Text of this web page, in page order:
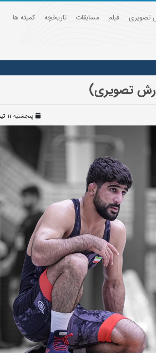
تصویری فیلم مسابقات تاریخچه
کمیته ها
تصویری)
پنجشنبه ۱۱ تیر ۱۴۰۵